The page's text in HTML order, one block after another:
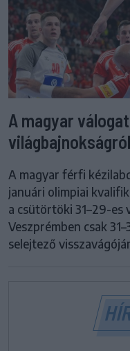
A magyar
világbajnokságról
A magyar férfi
januári olimpiai
a csütörtöki 31–29-es
Veszprémben csak
selejtező